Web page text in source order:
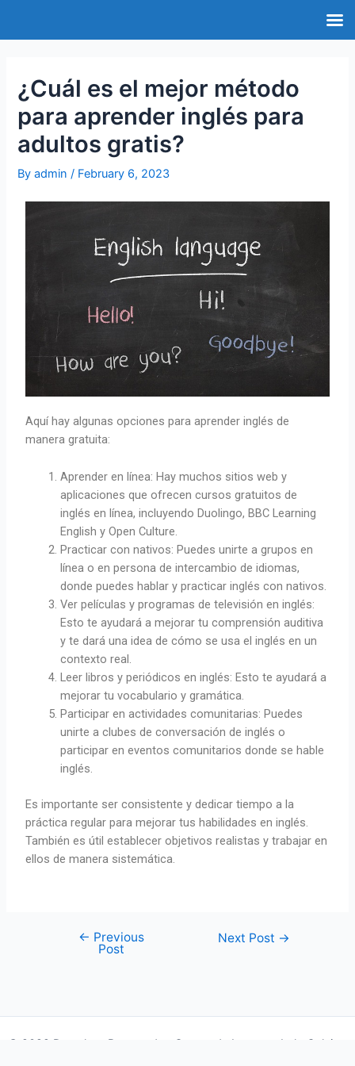
¿Cuál es el mejor método
para aprender inglés para
adultos gratis?
Byadmin / February 6, 2023
Aquí hay algunas opciones para aprender inglés de
manera gratuita:
Aprender en línea: Hay muchos sitios web y
aplicaciones que ofrecen cursos gratuitos de
inglés en línea, incluyendo Duolingo, BBC Learning
English y Open Culture.
Practicar con nativos: Puedes unirte a grupos en
línea o en persona de intercambio de idiomas,
donde puedes hablar y practicar inglés con nativos.
Ver películas y programas de televisión en inglés:
Esto te ayudará a mejorar tu comprensión auditiva
y te dará una idea de cómo se usa el inglés en un
contexto real.
Leer libros y periódicos en inglés: Esto te ayudará a
mejorar tu vocabulario y gramática.
Participar en actividades comunitarias: Puedes
unirte a clubes de conversación de inglés o
participar en eventos comunitarios donde se hable
inglés.
Es importante ser consistente y dedicar tiempo a la
práctica regular para mejorar tus habilidades en inglés.
También es útil establecer objetivos realistas y trabajar en
ellos de manera sistemática.
← Previous
Post
Next Post →
© 2022 Derechos Reservados Centro de Lenguas Italo Calvino